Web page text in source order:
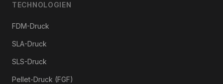
TECHNOLOGIEN
FDM-Druck
SLA-Druck
SLS-Druck
Pellet-Druck (FGF)